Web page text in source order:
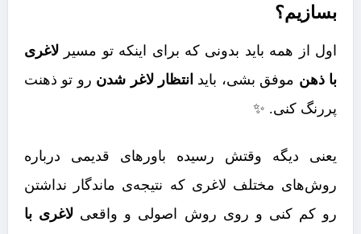
بسازیم؟
اول از همه باید بدونی که برای اینکه تو مسیر لاغری
با ذهن موفق بشی، باید انتظار لاغر شدن رو تو ذهنت
پررنگ کنی. ✨
یعنی دیگه وقتش رسیده باورهای قدیمی درباره
روش‌های مختلف لاغری که نتیجه‌ی ماندگار نداشتن
رو کم کنی و روی روش اصولی و واقعی لاغری با